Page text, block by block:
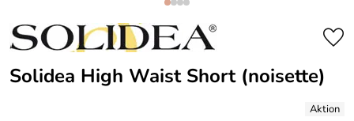
Solidea High Waist Short (noisette)